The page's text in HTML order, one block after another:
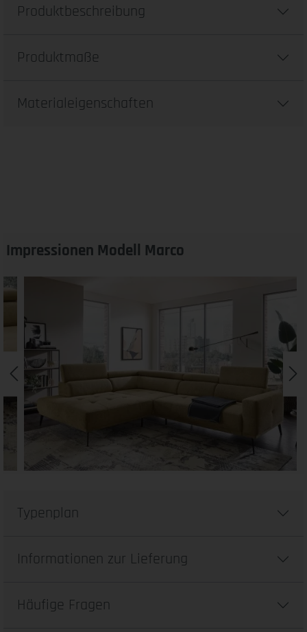
Produktbeschreibung
Produktmaße
Materialeigenschaften
Impressionen Modell Marco
Typenplan
Informationen zur Lieferung
Häufige Fragen